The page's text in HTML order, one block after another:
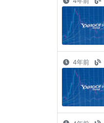
4年前